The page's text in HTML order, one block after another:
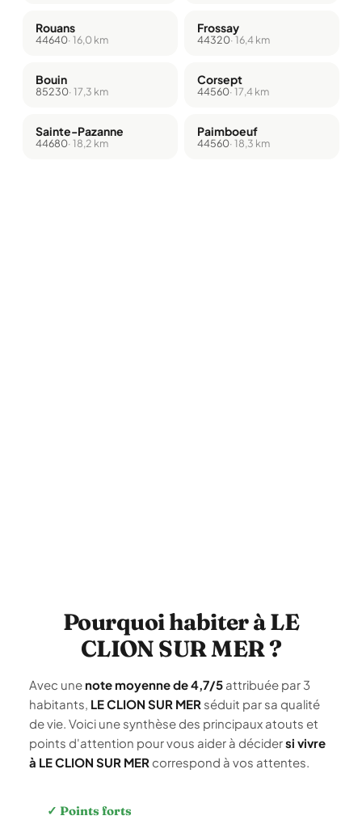
Rouans
44640· 16,0 km
Frossay
44320· 16,4 km
Bouin
85230· 17,3 km
Corsept
44560· 17,4 km
Sainte-Pazanne
44680· 18,2 km
Paimboeuf
44560· 18,3 km
Pourquoi habiter à LE
CLION SUR MER ?
Avec une note moyenne de 4,7/5 attribuée par 3
habitants, LE CLION SUR MER séduit par sa qualité
de vie. Voici une synthèse des principaux atouts et
points d'attention pour vous aider à décidersi vivre
à LE CLION SUR MER correspond à vos attentes.
✓ Points forts